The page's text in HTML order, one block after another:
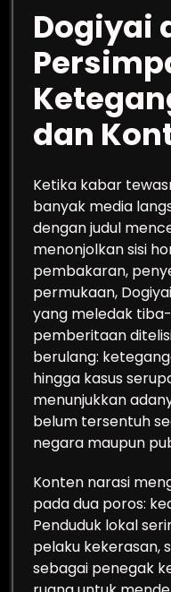
Dogiyai
dan
Ketika kabar
banyak media
dengan judul
menonjolkan sisi
pembakaran,
permukaan,
yang meledak
pemberitaan
berulang:
hingga kasus
menunjukkan
belum tersentuh
negara maupun
Konten narasi
pada dua poros:
Penduduk lokal
pelaku kekerasan,
sebagai penegak